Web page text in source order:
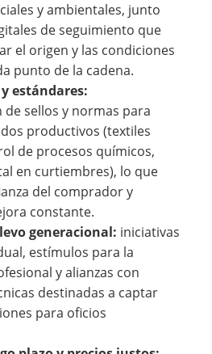
y ambientales, junto
de seguimiento que
el origen y las condiciones
punto de la cadena.
estándares:
sellos y normas para
productivos (textiles
de procesos químicos,
en curtiembres), lo que
del comprador y
constante.
generacional: iniciativas
estímulos para la
y alianzas con
destinadas a captar
para oficios